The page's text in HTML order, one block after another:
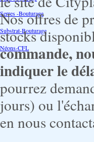
Serres -Bouturage
Substrat-Bouturage
Néons-CFL
Nos offres de
stocks
commande,
indiquer le
pourrez
jours) ou
en nous